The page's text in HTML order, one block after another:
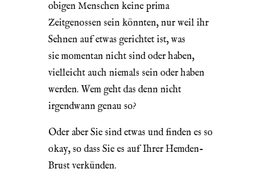
obigen Menschen keine prima
Zeitgenossen sein könnten, nur weil ihr
Sehnen auf etwas gerichtet ist, was
sie momentan nicht sind oder haben,
vielleicht auch niemals sein oder haben
werden. Wem geht das denn nicht
irgendwann genau so?
Oder aber Sie sind etwas und finden es so
okay, so dass Sie es auf Ihrer Hemden-
Brust verkünden.